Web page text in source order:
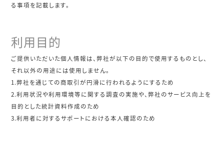
る事項を記載します。
利用目的
ご提供いただいた個人情報は、弊社が以下の目的で使用するものとし、
それ以外の用途には使用しません。
1.弊社を通じての商取引が円滑に行われるようにするため
2.利用状況や利用環境等に関する調査の実施や、弊社のサービス向上を
目的とした統計資料作成のため
3.利用者に対するサポートにおける本人確認のため